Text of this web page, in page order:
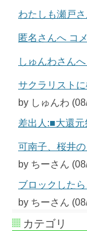
わたしも瀬戸
匿名さんへ コ
しゅんわさん
サクラリスト
by しゅんわ
差出人:■大還
可南子、桜井
by ちーさん
ブロックした
by ちーさん
カテゴリ